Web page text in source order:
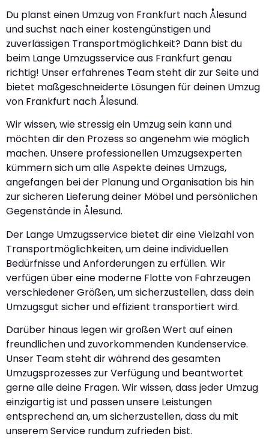
Du planst einen Umzug von Frankfurt nach Ålesund
und suchst nach einer kostengünstigen und
zuverlässigen Transportmöglichkeit? Dann bist du
beim Lange Umzugsservice aus Frankfurt genau
richtig! Unser erfahrenes Team steht dir zur Seite und
bietet maßgeschneiderte Lösungen für deinen Umzug
von Frankfurt nach Ålesund.
Wir wissen, wie stressig ein Umzug sein kann und
möchten dir den Prozess so angenehm wie möglich
machen. Unsere professionellen Umzugsexperten
kümmern sich um alle Aspekte deines Umzugs,
angefangen bei der Planung und Organisation bis hin
zur sicheren Lieferung deiner Möbel und persönlichen
Gegenstände in Ålesund.
Der Lange Umzugsservice bietet dir eine Vielzahl von
Transportmöglichkeiten, um deine individuellen
Bedürfnisse und Anforderungen zu erfüllen. Wir
verfügen über eine moderne Flotte von Fahrzeugen
verschiedener Größen, um sicherzustellen, dass dein
Umzugsgut sicher und effizient transportiert wird.
Darüber hinaus legen wir großen Wert auf einen
freundlichen und zuvorkommenden Kundenservice.
Unser Team steht dir während des gesamten
Umzugsprozesses zur Verfügung und beantwortet
gerne alle deine Fragen. Wir wissen, dass jeder Umzug
einzigartig ist und passen unsere Leistungen
entsprechend an, um sicherzustellen, dass du mit
unserem Service rundum zufrieden bist.